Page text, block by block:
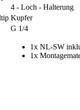
4 - Loch - Halterung
Kupfer
G 1/4
1x NL-SW
1x